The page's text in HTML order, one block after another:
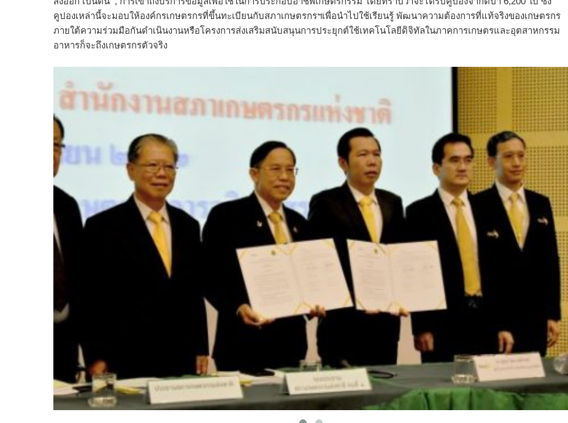
คูปองเหล่านี้จะมอบให้องค์กรเกษตรกรที่ขึ้นทะเบียนกับสภาเกษตรกรฯเพื่อนำไปใช้เรียนรู้ พัฒนาความต้องการที่แท้จริงของเกษตรกร
ภายใต้ความร่วมมือกันดำเนินงานหรือโครงการส่งเสริมสนับสนุนการประยุกต์ใช้เทคโนโลยีดิจิทัลในภาคการเกษตรและอุตสาหกรรม
อาหารก็จะถึงเกษตรกรตัวจริง